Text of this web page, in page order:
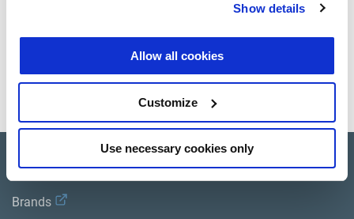
Show details
Allow all cookies
Customize
Use necessary cookies only
Documentos
Biblioteca bibliográfica de productos
Product catalogue
Brands